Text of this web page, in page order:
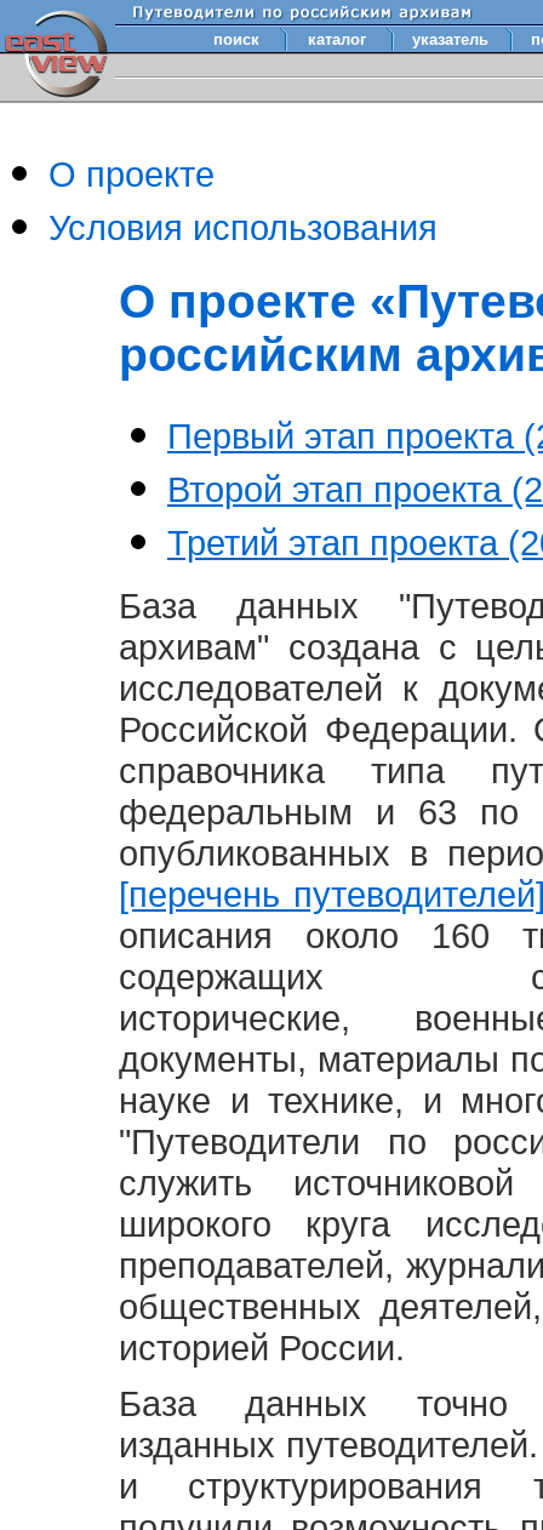
поиск каталог указатель
О проекте
Условия использования
О проекте
российским
Первый этап проекта
Второй этап проекта
Третий этап проекта
База данных
архивам" создана с
исследователей к
Российской
справочника типа
федеральным и 63 по
опубликованных в
[перечень
описания около 160
содержащих
исторические,
документы, материалы
науке и технике, и
"Путеводители по
служить
широкого круга
преподавателей,
общественных
историей России.
База данных точно
изданных
и структурирования